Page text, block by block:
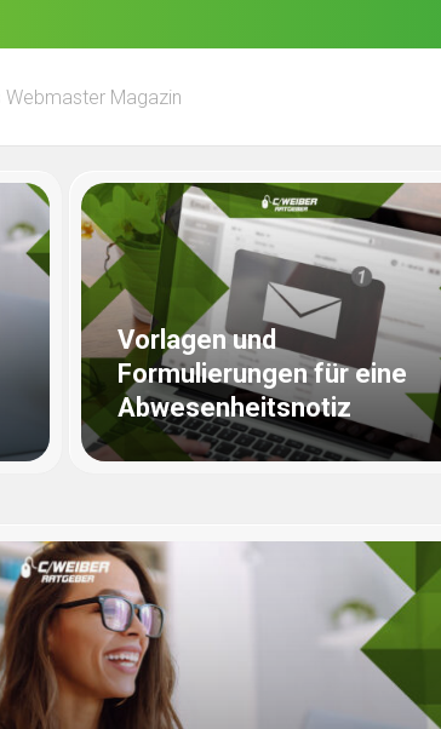
Webmaster Magazin
Vorlagen und
Formulierungen für eine
Abwesenheitsnotiz